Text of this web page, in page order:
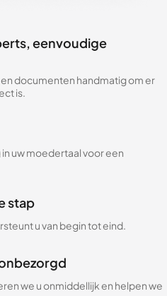
eenvoudige
documenten handmatig om er
is.
uw moedertaal voor een
stap
u van begin tot eind.
we u onmiddellijk en helpen we